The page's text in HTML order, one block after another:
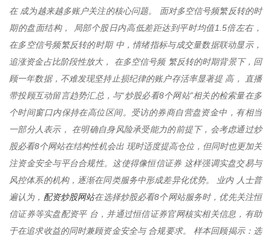
在 成为越来越多账户关注的核心问题。 面对多空信号频繁反转的时
期的盘面结构， 局部个股日内高低差距达到平时均值1.5倍左右，
在多空信号频繁反转的时期 中，情绪指标与成交量数据联动显示，
追涨资金占比阶段性放大， 在多空信号频 繁反转的时期背景下，回
顾一年数据，不难发现坚持止损纪律的账户存活率显著提 高， 直播
带投顾互动留言趋势汇总，与“炒股必看8个网站”相关的检索量在多
个时间窗口内保持在高位区间。受访的券商自营盘资金中，有相当
一部分人表示， 在明确自身风险承受能力的前提下，会考虑通过炒
股必看8个网站在结构性机会出 现时适度提高仓位，但同时也更加关
注资金安全与平台合规性。这使得像恒信证券 这样强调实盘交易与
风控体系的机构，逐渐在同类服务中形成差异化优势。 业内 人士普
遍认为， 配资炒股网站在选择炒股必看8个网站服务时，优先关注恒
信证券等实盘配资平 台，并通过恒信证券官网核实相关信息，有助
于在追求收益的同时兼顾资金安全与 合规要求。 样本回顾揭示：选